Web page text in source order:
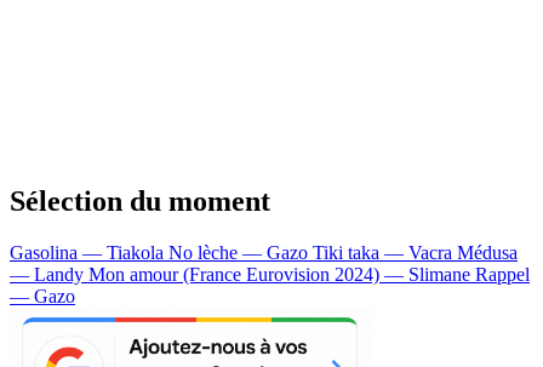
Sélection du moment
Gasolina — Tiakola No lèche — Gazo Tiki taka — Vacra Médusa
— Landy Mon amour (France Eurovision 2024) — Slimane Rappel
— Gazo